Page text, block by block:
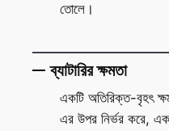
তোলে।
ব্যাটারির ক্ষমতা
একটি অতিরিক্ত-বৃহৎ
এর উপর নির্ভর করে,